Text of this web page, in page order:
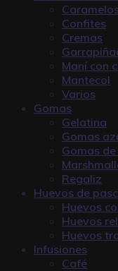
Confites
Cremas
Maní con
Mantecol
Varios
Gomas
Gelatina
Gomas
Gomas
Regaliz
Huevos de
Huevos
Huevos
Huevos
Infusiones
Café